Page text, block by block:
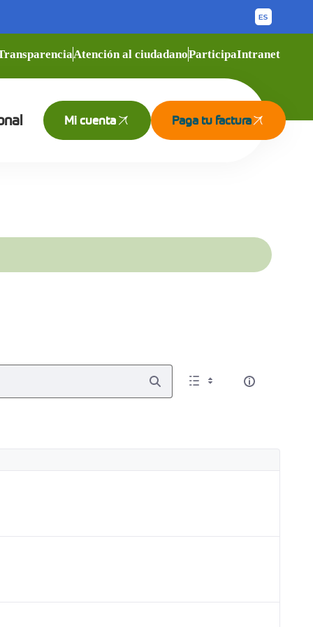
Atención al ciudadanoParticipaIntranet
Mi cuenta Paga tu factura